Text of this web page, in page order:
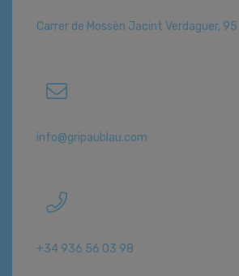
Carrer de Mossèn Jacint Verdaguer, 95
info@gripaublau.com
+34 936 56 03 98